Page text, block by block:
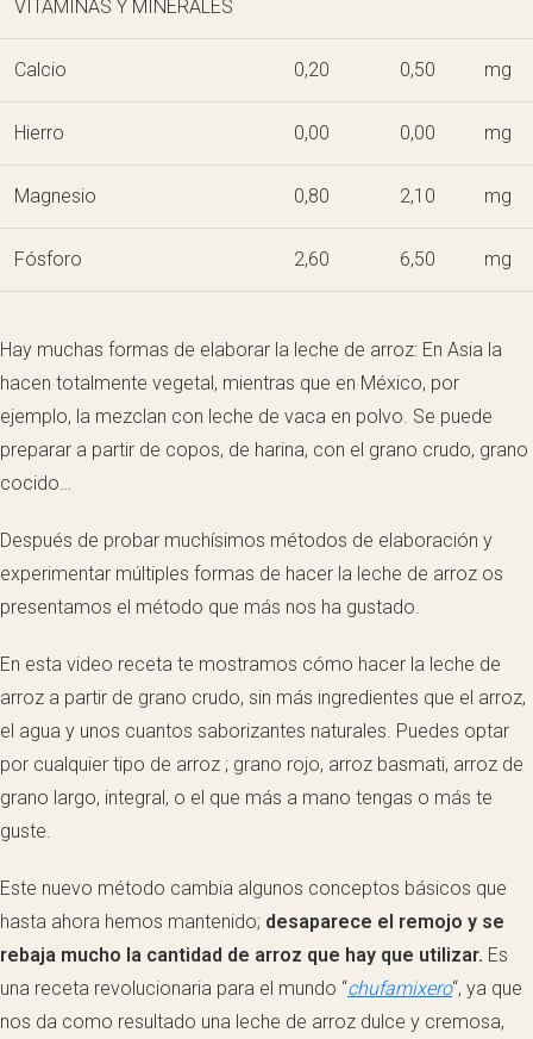
VITAMINAS Y MINERALES
Calcio 0,20 0,50 mg
Hierro 0,00 0,00 mg
Magnesio 0,80 2,10 mg
Fósforo 2,60 6,50 mg
Hay muchas formas de elaborar la leche de arroz: En Asia la
hacen totalmente vegetal, mientras que en México, por
ejemplo, la mezclan con leche de vaca en polvo. Se puede
preparar a partir de copos, de harina, con el grano crudo, grano
cocido…
Después de probar muchísimos métodos de elaboración y
experimentar múltiples formas de hacer la leche de arroz os
presentamos el método que más nos ha gustado.
En esta video receta te mostramos cómo hacer la leche de
arroz a partir de grano crudo, sin más ingredientes que el arroz,
el agua y unos cuantos saborizantes naturales. Puedes optar
por cualquier tipo de arroz ; grano rojo, arroz basmati, arroz de
grano largo, integral, o el que más a mano tengas o más te
guste.
Este nuevo método cambia algunos conceptos básicos que
hasta ahora hemos mantenido; desaparece el remojo y se
rebaja mucho la cantidad de arroz que hay que utilizar. Es
una receta revolucionaria para el mundo “chufamixero“, ya que
nos da como resultado una leche de arroz dulce y cremosa,